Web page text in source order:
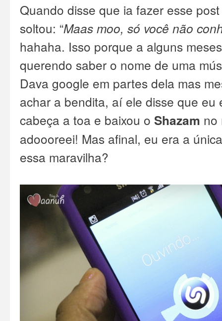
Quando disse que ia fazer esse
soltou: “Maas moo, só você não
hahaha. Isso porque a alguns
querendo saber o nome de uma
Dava google em partes dela mas
achar a bendita, aí ele disse que eu
cabeça a toa e baixou o Shazam no
adoooreei! Mas afinal, eu era a
essa maravilha?